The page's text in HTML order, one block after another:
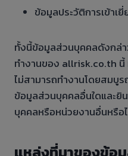
ข้อมูลประวัติการเข้าเ
ทั้งนี้ข้อมูลส่วนบุคคลดังกล่า
ทำงานของ allrisk.co.th นี้
ไม่สามารถทำงานโดยสมบู
ข้อมูลส่วนบุคคลอื่นใดและยิ
บุคคลหรือหน่วยงานอื่นหรือ